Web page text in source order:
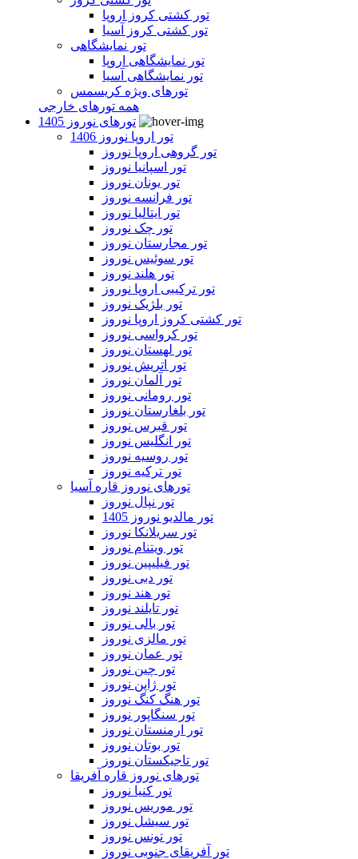
تور کشتی کروز اروپا
تور کشتی کروز آسیا
تور نمایشگاهی
تور نمایشگاهی اروپا
تور نمایشگاهی آسیا
تورهای ویژه کریسمس
همه تورهای خارجی
تورهای نوروز 1405
تور اروپا نوروز 1406
تور گروهی اروپا نوروز
تور اسپانیا نوروز
تور یونان نوروز
تور فرانسه نوروز
تور ایتالیا نوروز
تور چک نوروز
تور مجارستان نوروز
تور سوئیس نوروز
تور هلند نوروز
تور ترکیبی اروپا نوروز
تور بلژیک نوروز
تور کشتی کروز اروپا نوروز
تور کرواسی نوروز
تور لهستان نوروز
تور اتریش نوروز
تور آلمان نوروز
تور رومانی نوروز
تور بلغارستان نوروز
تور قبرس نوروز
تور انگلیس نوروز
تور روسیه نوروز
تور ترکیه نوروز
تورهای نوروز قاره آسیا
تور نپال نوروز
تور مالدیو نوروز 1405
تور سریلانکا نوروز
تور ویتنام نوروز
تور فیلیپین نوروز
تور دبی نوروز
تور هند نوروز
تور تایلند نوروز
تور بالی نوروز
تور مالزی نوروز
تور عمان نوروز
تور چین نوروز
تور ژاپن نوروز
تور هنگ کنگ نوروز
تور سنگاپور نوروز
تور ارمنستان نوروز
تور بوتان نوروز
تور تاجیکستان نوروز
تورهای نوروز قاره آفریقا
تور کنیا نوروز
تور موریس نوروز
تور سیشل نوروز
تور تونس نوروز
تور آفریقای جنوبی نوروز